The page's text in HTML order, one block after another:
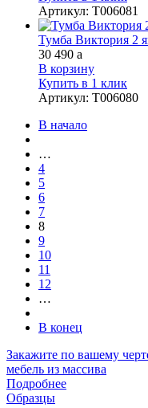
Артикул: Т006081
Тумба Виктория 2
30 490 a
В корзину
Купить в 1 клик
Артикул: Т006080
В начало
…
4
5
6
7
8
9
10
11
12
…
В конец
Закажите по вашему
мебель из массива
Подробнее
Образцы